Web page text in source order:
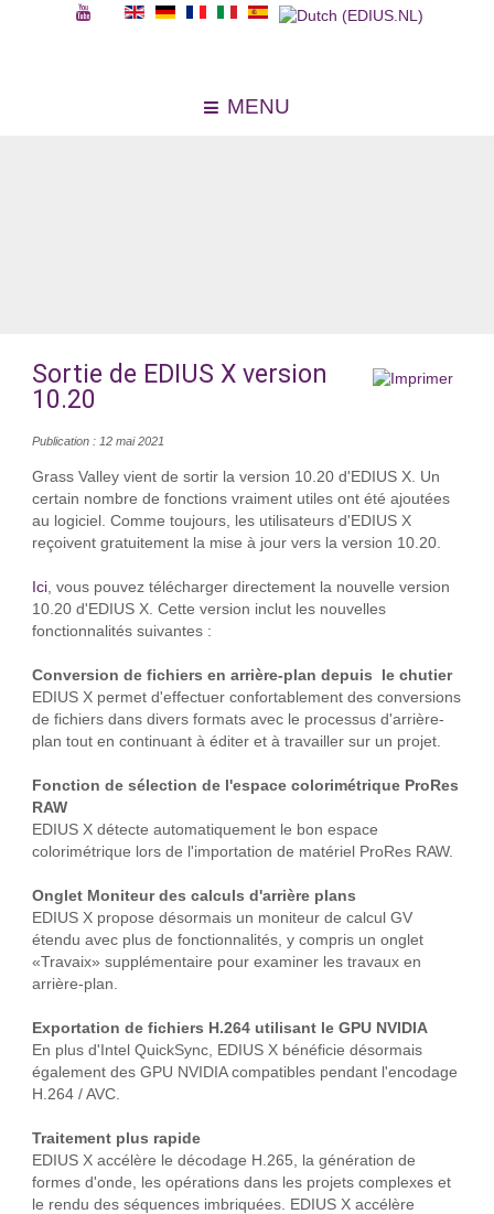
MENU
Sortie de EDIUS X version
10.20
Publication : 12 mai 2021
Grass Valley vient de sortir la version 10.20 d'EDIUS X. Un
certain nombre de fonctions vraiment utiles ont été ajoutées
au logiciel. Comme toujours, les utilisateurs d'EDIUS X
reçoivent gratuitement la mise à jour vers la version 10.20.
Ici, vous pouvez télécharger directement la nouvelle version
10.20 d'EDIUS X. Cette version inclut les nouvelles
fonctionnalités suivantes :
Conversion de fichiers en arrière-plan depuis le chutier
EDIUS X permet d'effectuer confortablement des conversions
de fichiers dans divers formats avec le processus d'arrière-
plan tout en continuant à éditer et à travailler sur un projet.
Fonction de sélection de l'espace colorimétrique ProRes
RAW
EDIUS X détecte automatiquement le bon espace
colorimétrique lors de l'importation de matériel ProRes RAW.
Onglet Moniteur des calculs d'arrière plans
EDIUS X propose désormais un moniteur de calcul GV
étendu avec plus de fonctionnalités, y compris un onglet
«Travaix» supplémentaire pour examiner les travaux en
arrière-plan.
Exportation de fichiers H.264 utilisant le GPU NVIDIA
En plus d'Intel QuickSync, EDIUS X bénéficie désormais
également des GPU NVIDIA compatibles pendant l'encodage
H.264 / AVC.
Traitement plus rapide
EDIUS X accélère le décodage H.265, la génération de
formes d'onde, les opérations dans les projets complexes et
le rendu des séquences imbriquées. EDIUS X accélère